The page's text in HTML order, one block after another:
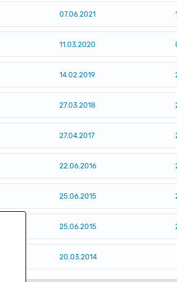
07.06.2021
11.03.2020
14.02.2019
27.03.2018
27.04.2017
22.06.2016
25.06.2015
25.06.2015
20.03.2014